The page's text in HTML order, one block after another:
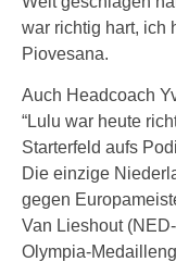
war richtig hart, ich
Piovesana.
Auch Headcoach
“Lulu war heute
Starterfeld aufs
Die einzige
gegen
Van Lieshout
Olympia-